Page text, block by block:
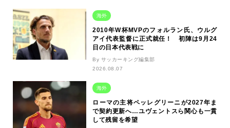
海外
2010年W杯MVPのフォルラン氏、ウルグ
アイ代表監督に正式就任！ 初陣は9月24
日の日本代表戦に
By サッカーキング編集部
2026.08.07
海外
ローマの主将ペッレグリーニが2027年ま
で契約更新へ…ユヴェントスら関心も一貫
して残留を希望